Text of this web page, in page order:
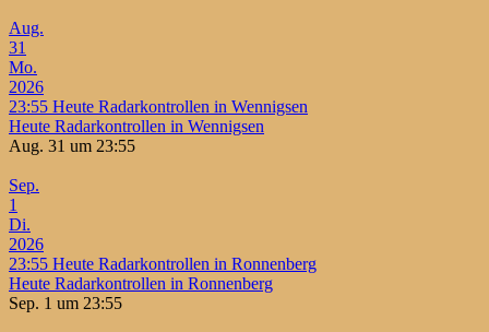
Aug.
31
Mo.
2026
23:55 Heute Radarkontrollen in Wennigsen
Heute Radarkontrollen in Wennigsen
Aug. 31 um 23:55
Sep.
1
Di.
2026
23:55 Heute Radarkontrollen in Ronnenberg
Heute Radarkontrollen in Ronnenberg
Sep. 1 um 23:55